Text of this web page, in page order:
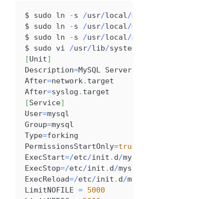
$ sudo ln -s /usr/local/mysql
$ sudo ln
-s /usr/local/mysql
$ sudo ln
-s /usr/local/mysql
$ sudo vi /usr/lib/systemd
[Unit]
Description=MySQL Server
After=network. target
After=syslog . target
[Service]
User=mysql
Group=mysql
Type=forking
PermissionsStartOnly=true
ExecStart=/etc/init . d/mysql start
ExecStop=/etc/init . d/mysql stop
ExecReload=/etc/init . d/mysql restart
LimitNOFILE = 5000